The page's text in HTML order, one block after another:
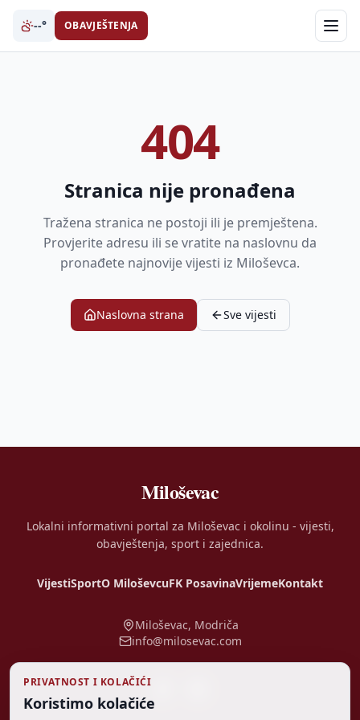
--° OBAVJEŠTENJA
404
Stranica nije pronađena
Tražena stranica ne postoji ili je premještena.
Provjerite adresu ili se vratite na naslovnu da
pronađete najnovije vijesti iz Miloševca.
Naslovna strana Sve vijesti
Miloševac
Lokalni informativni portal za Miloševac i okolinu - vijesti,
obavještenja, sport i zajednica.
VijestiSportO MiloševcuFK PosavinaVrijemeKontakt
Miloševac, Modriča
info@milosevac.com
PRIVATNOST I KOLAČIĆI
Koristimo kolačiće